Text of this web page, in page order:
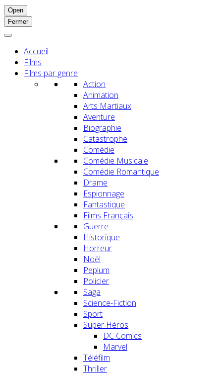
Open
Fermer
Accueil
Films
Films par genre
Action
Animation
Arts Martiaux
Aventure
Biographie
Catastrophe
Comédie
Comédie Musicale
Comédie Romantique
Drame
Espionnage
Fantastique
Films Français
Guerre
Historique
Horreur
Noël
Peplum
Policier
Saga
Science-Fiction
Sport
Super Héros
DC Comics
Marvel
Téléfilm
Thriller